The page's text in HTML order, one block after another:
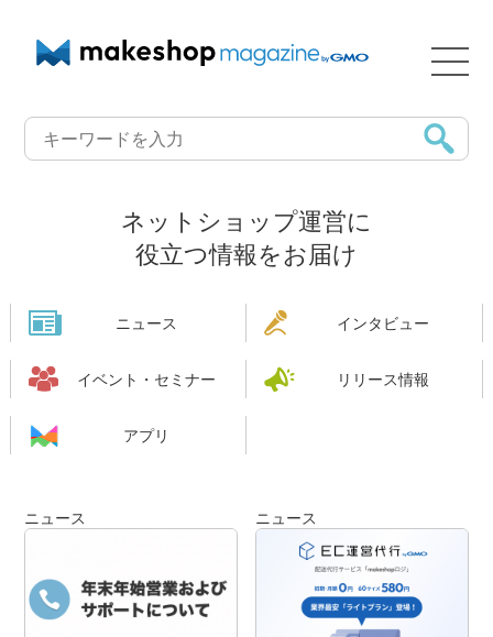
ネットショップ運営に
役立つ情報をお届け
ニュース インタビュー
イベント・セミナー リリース情報
アプリ
ニュース ニュース